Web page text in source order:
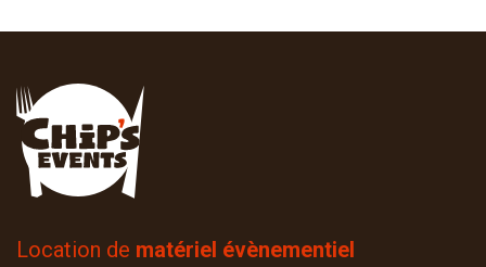
Location de matériel évènementiel